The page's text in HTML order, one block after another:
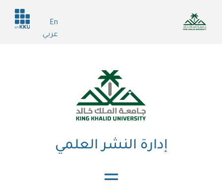
المحتوى
En
عربي
Header
services
إدارة النشر العلمي